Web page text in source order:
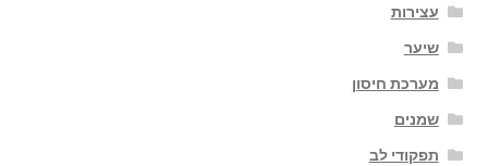
עצירות
שיער
מערכת חיסון
שמנים
תפקודי לב